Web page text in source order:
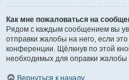
Как мне пожаловаться на
Рядом с каждым сообщением вы
отправки жалобы на него, если
конференции. Щёлкнув по этой
необходимых для оправки
Вернуться к началу